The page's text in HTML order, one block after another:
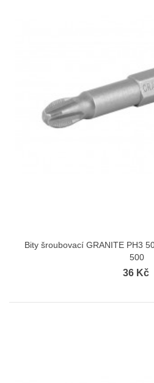
Bity šroubovací GRANITE PH3
500
36 Kč